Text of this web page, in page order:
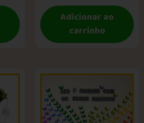
Adicionar ao
carrinho